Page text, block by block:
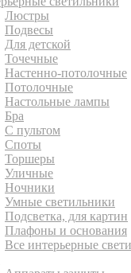
Люстры
Подвесы
Для детской
Точечные
Настенно-потолочные
Потолочные
Настольные лампы
Бра
С пультом
Споты
Торшеры
Уличные
Ночники
Умные светильники
Подсветка, для картин
Плафоны и основания
Все интерьерные